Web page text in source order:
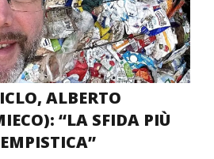
ALBERTO
“LA SFIDA PIÙ